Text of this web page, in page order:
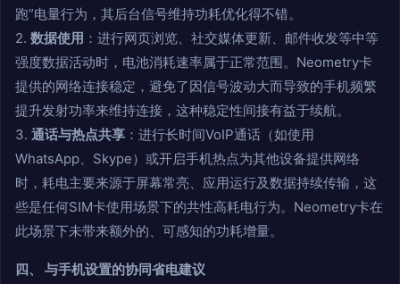
跑”电量行为，其后台信号维持功耗优化得不错。
2. 数据使用 ：进行网页浏览、社交媒体更新、邮件收发等中等
强度数据活动时，电池消耗速率属于正常范围。Neometry卡
提供的网络连接稳定，避免了因信号波动大而导致的手机频繁
提升发射功率来维持连接，这种稳定性间接有益于续航。
3. 通话与热点共享 ：进行长时间VoIP通话（如使用
WhatsApp、Skype）或开启手机热点为其他设备提供网络
时，耗电主要来源于屏幕常亮、应用运行及数据持续传输，这
些是任何SIM卡使用场景下的共性高耗电行为。Neometry卡在
此场景下未带来额外的、可感知的功耗增量。
四、 与手机设置的协同省电建议